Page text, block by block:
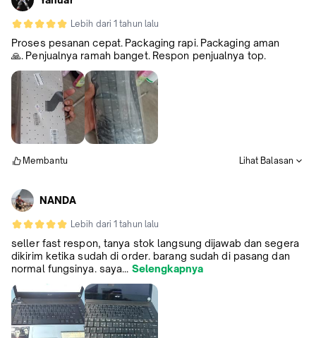
Lebih dari 1 tahun lalu
Proses pesanan cepat. Packaging rapi. Packaging aman
🙏. Penjualnya ramah banget. Respon penjualnya top.
Membantu Lihat Balasan
NANDA
Lebih dari 1 tahun lalu
seller fast respon, tanya stok langsung dijawab dan segera
dikirim ketika sudah di order. barang sudah di pasang dan
normal fungsinya. saya... Selengkapnya